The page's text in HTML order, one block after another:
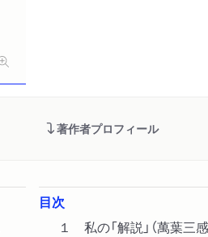
著作者プロフィール
目次
１ 私の「解説」（萬葉